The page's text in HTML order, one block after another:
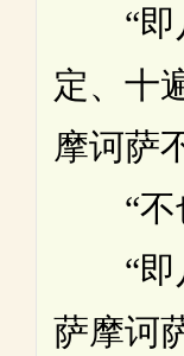
“即
定、十
摩诃萨
“不
“即
萨摩诃